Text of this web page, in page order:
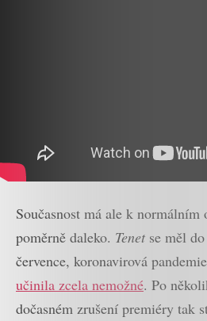
Současnost má ale k normálním
poměrně daleko. Tenet se měl
července, koronavirová
učinila zcela nemožné. Po
dočasném zrušení premiéry tak